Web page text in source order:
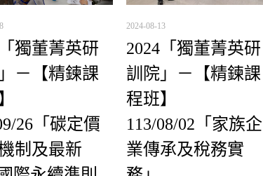
獨董菁英研
－【精鍊課
26「碳定價
制及最新
2024-08-13
2024「獨董菁英研
訓院」－【精鍊課
程班】
113/08/02「家族企
業傳承及稅務實